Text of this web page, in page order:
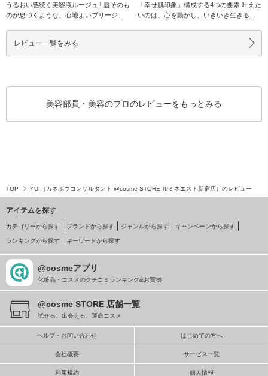
うるおい感続く美容液ルージュ‼︎ 唇そのも
のが息づくような、心地よいブリージン
「幸せ肌印象」構成する4つの要素 叶えた
いのは、心を動かし、いきいき生きる人
レビュー一覧をみる
美容部員・美容のプロのレビューをもっとみる
TOP YUI（カネボウコンサルタント @cosme STORE ルミネエスト新宿店）のレビュー
アイテムを探す
カテゴリーから探す ブランドから探す ジャンルから探す キャンペーンから探す
ランキングから探す キーワードから探す
@cosmeアプリ
化粧品・コスメのクチコミランキング&お買物
@cosme STORE 店舗一覧
試せる、出会える、運命コスメ
ヘルプ・お問い合わせ はじめての方へ
会社概要 サービス一覧
利用規約 個人情報